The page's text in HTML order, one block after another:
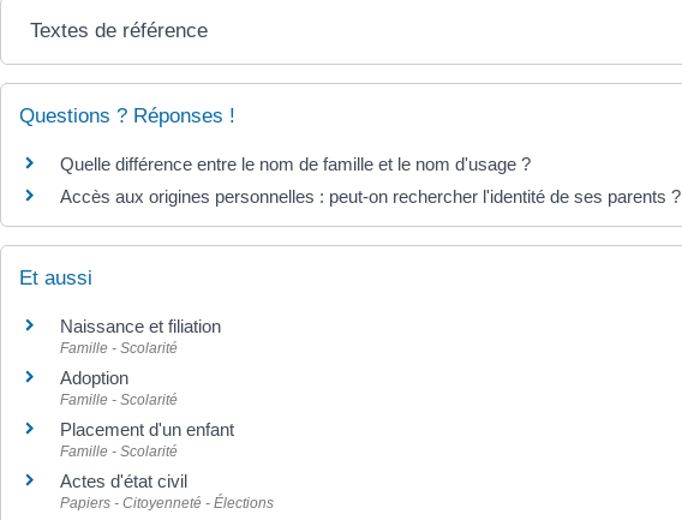
Textes de référence
Questions ? Réponses !
Quelle différence entre le nom de famille et le nom d'usage ?
Accès aux origines personnelles : peut-on rechercher l'identité de ses parents ?
Et aussi
Naissance et filiation
Famille - Scolarité
Adoption
Famille - Scolarité
Placement d'un enfant
Famille - Scolarité
Actes d'état civil
Papiers - Citoyenneté - Élections